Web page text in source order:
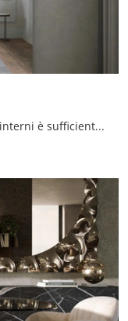
Per completare al meglio gli ambienti interni è sufficiente una nota di stile da conseguire inserendo in mezzo ai restanti pezzi d'arredo alcuni ...